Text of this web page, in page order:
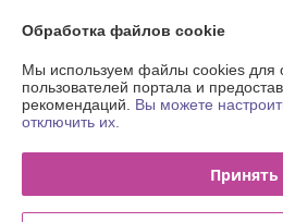
Отлично
О нас
Обработка файлов cookie
Мы используем файлы cookies для
пользователей портала и
рекомендаций. Вы можете
отключить их.
Принять